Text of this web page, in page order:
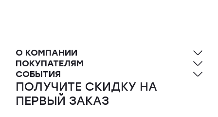
О КОМПАНИИ
ПОКУПАТЕЛЯМ
СОБЫТИЯ
ПОЛУЧИТЕ СКИДКУ НА
ПЕРВЫЙ ЗАКАЗ